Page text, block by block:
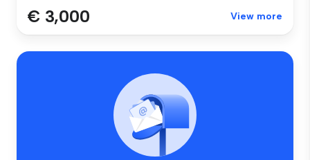
€ 3,000 View more